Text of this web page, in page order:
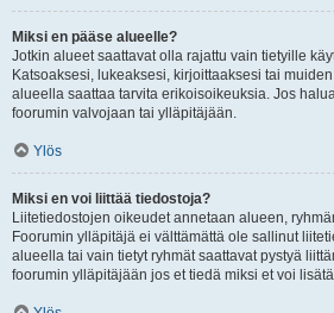
Miksi en pääse alueelle?
Jotkin alueet saattavat olla rajattu vain tietyille
Katsoaksesi, lukeaksesi, kirjoittaaksesi tai
alueella saattaa tarvita erikoisoikeuksia. Jos
foorumin valvojaan tai ylläpitäjään.
Ylös
Miksi en voi liittää tiedostoja?
Liitetiedostojen oikeudet annetaan alueen,
Foorumin ylläpitäjä ei välttämättä ole sallinut
alueella tai vain tietyt ryhmät saattavat pystyä
foorumin ylläpitäjään jos et tiedä miksi et voi